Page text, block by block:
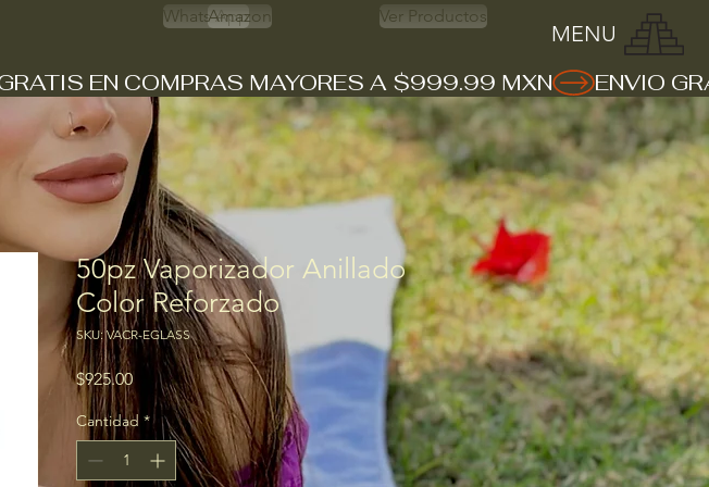
Whats App
Amazon Ver Productos
MENU
50pz Vaporizador Anillado
Color Reforzado
SKU: VACR-EGLASS
$925.00Precio
Cantidad *